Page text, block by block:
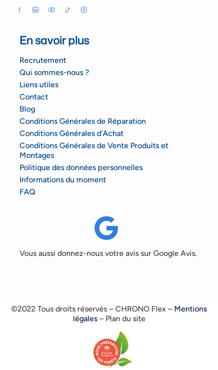
En savoir plus
Recrutement
Qui sommes-nous ?
Liens utiles
Contact
Blog
Conditions Générales de Réparation
Conditions Générales d'Achat
Conditions Générales de Vente Produits et
Montages
Politique des données personnelles
Informations du moment
FAQ
Vous aussi donnez-nous votre avis sur Google Avis.
©2022 Tous droits réservés – CHRONO Flex – Mentions
légales– Plan du site